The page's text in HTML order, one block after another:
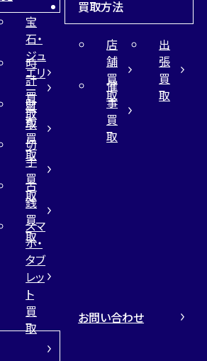
宝
石・
ジュ
エリ
ー
買
取
時
計
買
取
財
布
買
取
切
手
買
取
古
銭
買
取
スマ
ホ・
タブ
レッ
ト
買
取
買取方法
店
舗
買
取
出
張
買
取
催
事
買
取
お問い合わせ